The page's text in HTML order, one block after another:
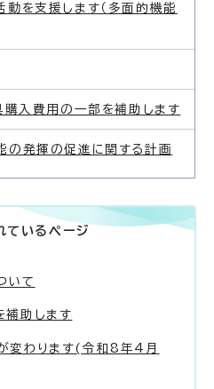
を支援します（多面的機能
購入費用の一部を補助します
の発揮の促進に関する計画
ているページ
いて
補助します
変わります(令和8年4月